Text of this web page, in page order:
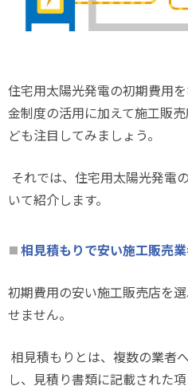
住宅用太陽光発電の初期費用
金制度の活用に加えて施工販
ども注目してみましょう。
それでは、住宅用太陽光発電
いて紹介します。
相見積もりで安い施工販売
初期費用の安い施工販売店を
せません。
相見積もりとは、複数の業者
し、見積り書類に記載された